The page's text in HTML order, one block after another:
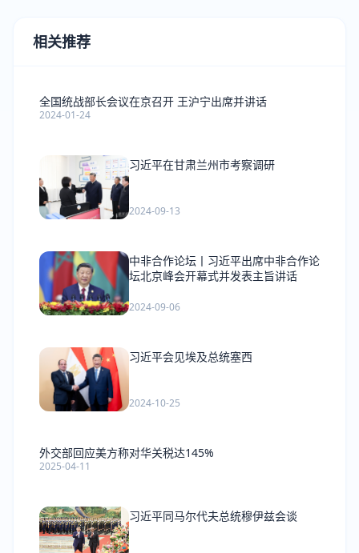
相关推荐
全国统战部长会议在京召开 王沪宁出席并讲话
2024-01-24
习近平在甘肃兰州市考察调研
2024-09-13
中非合作论坛丨习近平出席中非合作论
坛北京峰会开幕式并发表主旨讲话
2024-09-06
习近平会见埃及总统塞西
2024-10-25
外交部回应美方称对华关税达145%
2025-04-11
习近平同马尔代夫总统穆伊兹会谈